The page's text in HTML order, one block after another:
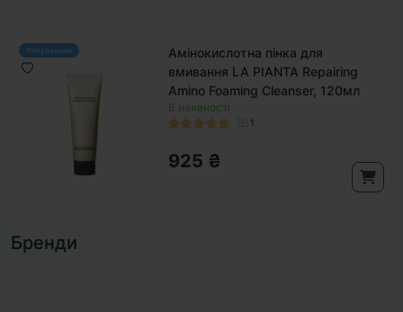
Популярний
Амінокислотна пінка для
вмивання LA PIANTA Repairing
Amino Foaming Cleanser, 120мл
В наявності
1
925 ₴
Бренди